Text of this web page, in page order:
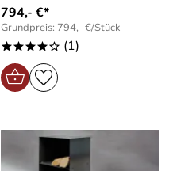
794,- €*
Grundpreis: 794,- €/Stück
****o (1)